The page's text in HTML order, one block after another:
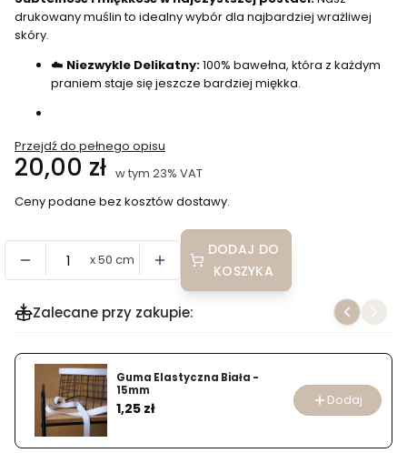
drukowany muślin to idealny wybór dla najbardziej wrażliwej
skóry.
☁️ Niezwykle Delikatny:100% bawełna, która z każdym
praniem staje się jeszcze bardziej miękka.
Przejdź do pełnego opisu
Cena
20,00 zł w tym 23% VAT
w tym 23% VAT
Ceny podane bez kosztów dostawy.
x 50 cm
DODAJ DO
KOSZYKA
Zalecane przy zakupie:
Guma Elastyczna Biała -
15mm
Cena
1,25 zł Dodaj